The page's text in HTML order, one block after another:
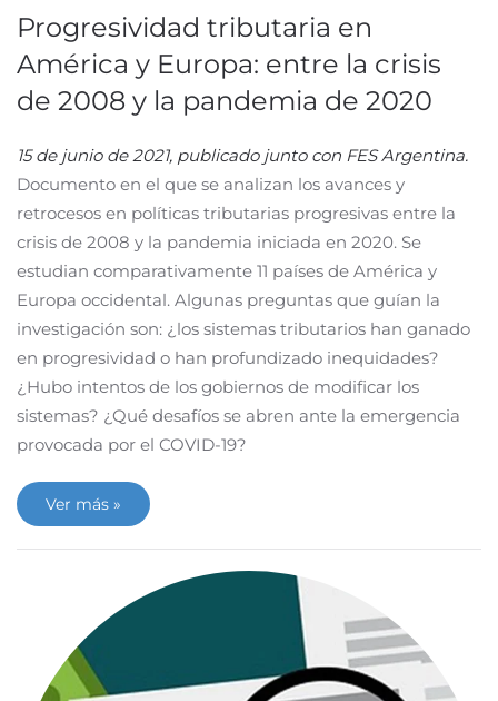
Progresividad tributaria en
América y Europa: entre la crisis
de 2008 y la pandemia de 2020
15 de junio de 2021, publicado junto con FES Argentina.
Documento en el que se analizan los avances y
retrocesos en políticas tributarias progresivas entre la
crisis de 2008 y la pandemia iniciada en 2020. Se
estudian comparativamente 11 países de América y
Europa occidental. Algunas preguntas que guían la
investigación son: ¿los sistemas tributarios han ganado
en progresividad o han profundizado inequidades?
¿Hubo intentos de los gobiernos de modificar los
sistemas? ¿Qué desafíos se abren ante la emergencia
provocada por el COVID-19?
Ver más »